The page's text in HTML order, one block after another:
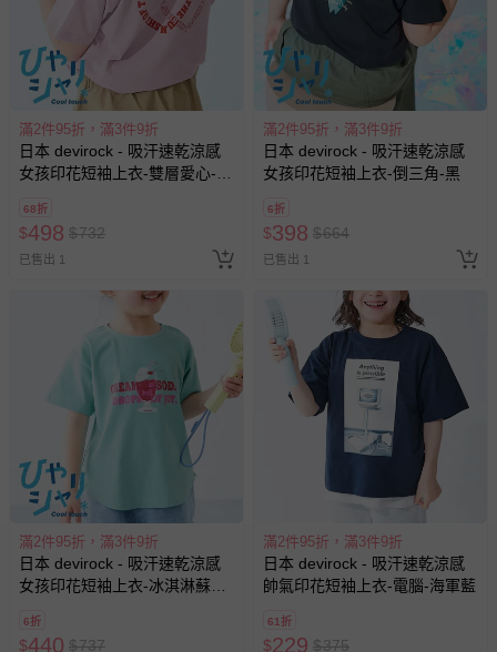
滿2件95折，滿3件9折
日本 devirock - 吸汗速乾涼感
女孩印花短袖上衣-雙層愛心-嫩
68折
$498 $732
已售出 1
滿2件95折，滿3件9折
日本 devirock - 吸汗速乾涼感
女孩印花短袖上衣-倒三角-黑
6折
$398 $664
已售出 1
滿2件95折，滿3件9折
日本 devirock - 吸汗速乾涼感
女孩印花短袖上衣-冰淇淋蘇打-
6折
$440 $737
滿2件95折，滿3件9折
日本 devirock - 吸汗速乾涼感
帥氣印花短袖上衣-電腦-海軍藍
61折
$229 $375